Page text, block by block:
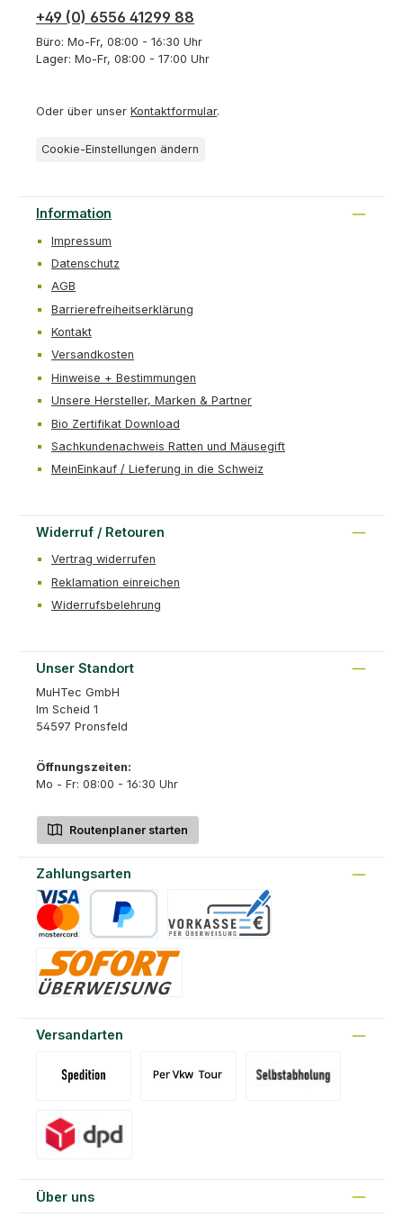
+49 (0) 6556 41299 88
Büro: Mo-Fr, 08:00 - 16:30 Uhr
Lager: Mo-Fr, 08:00 - 17:00 Uhr
Oder über unser Kontaktformular.
Cookie-Einstellungen ändern
Information
Impressum
Datenschutz
AGB
Barrierefreiheitserklärung
Kontakt
Versandkosten
Hinweise + Bestimmungen
Unsere Hersteller, Marken & Partner
Bio Zertifikat Download
Sachkundenachweis Ratten und Mäusegift
MeinEinkauf / Lieferung in die Schweiz
Widerruf / Retouren
Vertrag widerrufen
Reklamation einreichen
Widerrufsbelehrung
Unser Standort
MuHTec GmbH
Im Scheid 1
54597 Pronsfeld
Öffnungszeiten:
Mo - Fr: 08:00 - 16:30 Uhr
Routenplaner starten
Zahlungsarten
Versandarten
Über uns